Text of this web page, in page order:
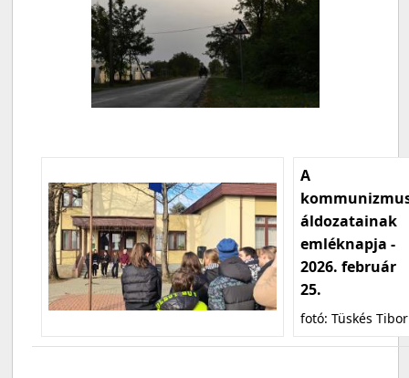
A
áldozatainak
emléknapja -
2026. február
25.
fotó: Tüskés Tibor